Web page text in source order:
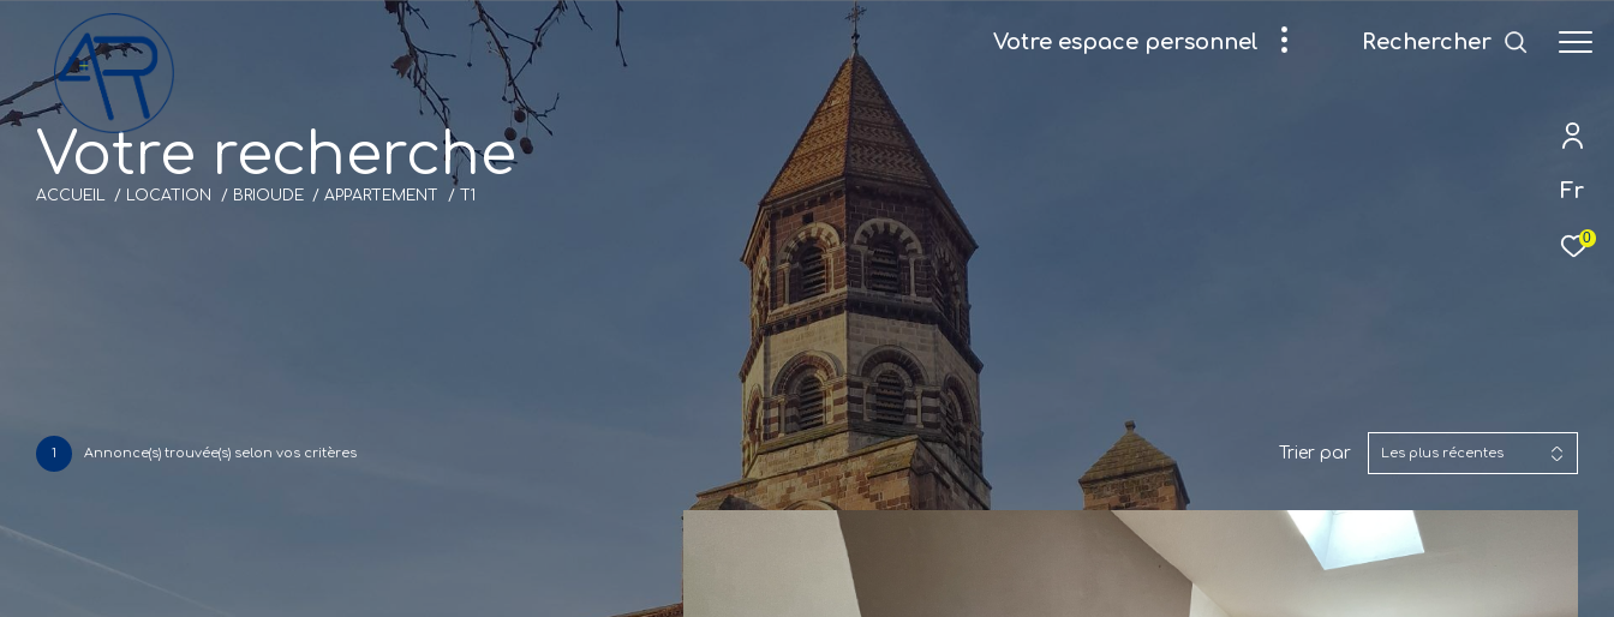
Fr
0
Votre espace personnel Rechercher
Votre recherche
ACCUEIL LOCATION BRIOUDE APPARTEMENT T1
1 Annonce(s) trouvée(s) selon vos critères Trier par Les plus récentes